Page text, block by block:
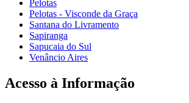
Pelotas
Pelotas - Visconde da Graça
Santana do Livramento
Sapiranga
Sapucaia do Sul
Venâncio Aires
Acesso à Informação